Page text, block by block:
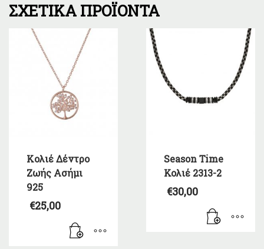
ΣΧΕΤΙΚΆ ΠΡΟΪΌΝΤΑ
Kολιέ Δέντρο
Ζωής Ασήμι
925
€25,00
Season Time
Κολιέ 2313-2
€30,00